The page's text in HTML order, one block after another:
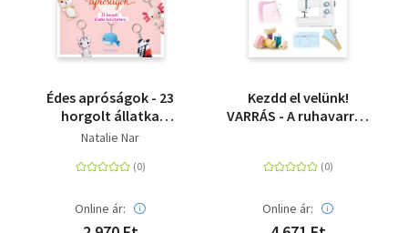
Édes apróságok - 23
horgolt állatka
kulcstartóra
Natalie Nar
Online ár:
Kezdd el velünk!
VARRÁS - A ruhavarrás
érthetően
Online ár: